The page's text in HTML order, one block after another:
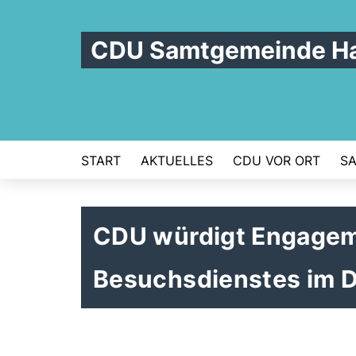
CDU Samtgemeinde
START AKTUELLES CDU VOR ORT
CDU würdigt
Besuchsdienstes im